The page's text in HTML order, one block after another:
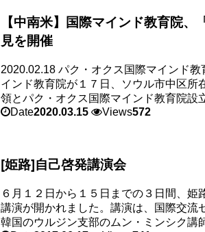
【中南米】国際マインド教育院
見を開催
2020.02.18 パク・オクス国際マインド
インド教育院が１７日、ソウル市中区
領とパク・オクス国際マインド教育院設
Date2020.03.15 Views572
[姫路]自己啓発講演会
６月１２日から１５日までの３日間、
講演が開かれました。講演は、国際交流
韓国のウルジン支部のムン・ミンシク講